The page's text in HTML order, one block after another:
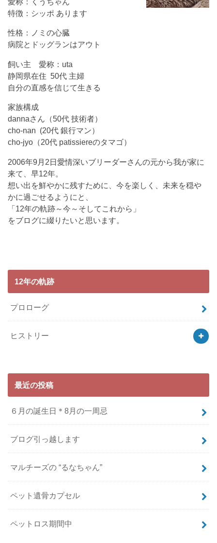
特徴：シッポ あります
性格：ノミの心臓
病院とドッグランはアウト
飼い主 愛称：uta
静岡県在住 50代 主婦
自分の直感を信じて生きる
家族構成
dannaさん（50代 技術者）
cho-nan (20代 銀行マン）
cho-jyo（20代 patissiereのタマゴ）
2006年9月2日愛情深いブリーダーさんの元から我が家に
来て、早12年。
想い出を鮮やかに残すために、今を楽しく、未来を穏や
かに過ごせるようにと、
「12年の軌跡～今～そしてこれから」
をブログに綴りたいと思います。
12年の軌跡
プロローグ
ヒストリー
最近の投稿
６月の誕生日＊8月の一周忌
ブログ引っ越します
マルチーズの “るなちゃん”
ペット遺骨カプセル
ペットロス期間中